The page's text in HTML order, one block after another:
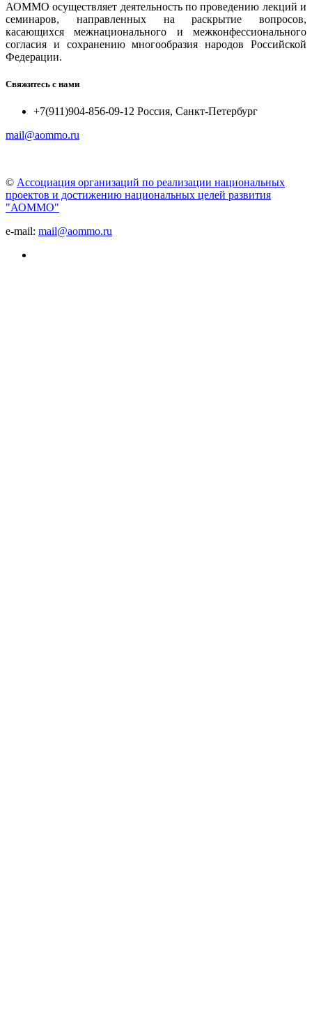
АОММО осуществляет деятельность по проведению лекций и
семинаров, направленных на раскрытие вопросов,
касающихся межнационального и межконфессионального
согласия и сохранению многообразия народов Российской
Федерации.
Свяжитесь с нами
+7(911)904-856-09-12 Россия, Санкт-Петербург
mail@aommo.ru
© Ассоциация организаций по реализации национальных
проектов и достижению национальных целей развития
"АОММО"
e-mail: mail@aommo.ru